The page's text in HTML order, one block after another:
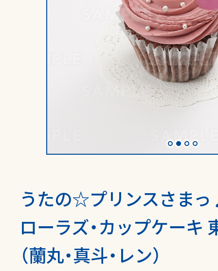
うたの☆プリンスさま
ローラズ・カップケーキ
（蘭丸・真斗・レン）